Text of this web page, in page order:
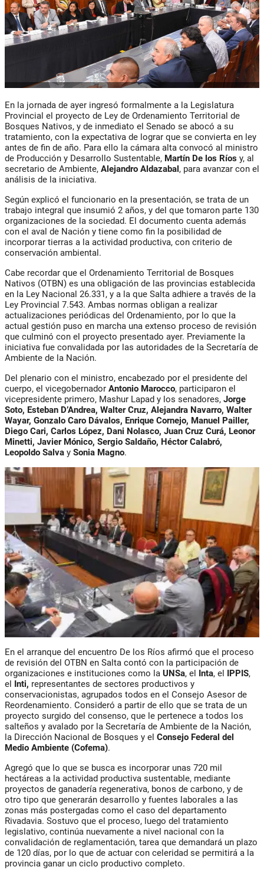
En la jornada de ayer ingresó formalmente a la Legislatura
Provincial el proyecto de Ley de Ordenamiento Territorial de
Bosques Nativos, y de inmediato el Senado se abocó a su
tratamiento, con la expectativa de lograr que se convierta en ley
antes de fin de año. Para ello la cámara alta convocó al ministro
de Producción y Desarrollo Sustentable, Martín De los Ríos y, al
secretario de Ambiente, Alejandro Aldazabal, para avanzar con el
análisis de la iniciativa.
Según explicó el funcionario en la presentación, se trata de un
trabajo integral que insumió 2 años, y del que tomaron parte 130
organizaciones de la sociedad. El documento cuenta además
con el aval de Nación y tiene como fin la posibilidad de
incorporar tierras a la actividad productiva, con criterio de
conservación ambiental.
Cabe recordar que el Ordenamiento Territorial de Bosques
Nativos (OTBN) es una obligación de las provincias establecida
en la Ley Nacional 26.331, y a la que Salta adhiere a través de la
Ley Provincial 7.543. Ambas normas obligan a realizar
actualizaciones periódicas del Ordenamiento, por lo que la
actual gestión puso en marcha una extenso proceso de revisión
que culminó con el proyecto presentado ayer. Previamente la
iniciativa fue convalidada por las autoridades de la Secretaría de
Ambiente de la Nación.
Del plenario con el ministro, encabezado por el presidente del
cuerpo, el vicegobernador Antonio Marocco, participaron el
vicepresidente primero, Mashur Lapad y los senadores, Jorge
Soto, Esteban D’Andrea, Walter Cruz, Alejandra Navarro, Walter
Wayar, Gonzalo Caro Dávalos, Enrique Cornejo, Manuel Pailler,
Diego Cari, Carlos López, Dani Nolasco, Juan Cruz Curá, Leonor
Minetti, Javier Mónico, Sergio Saldaño, Héctor Calabró,
Leopoldo Salva y Sonia Magno.
En el arranque del encuentro De los Ríos afirmó que el proceso
de revisión del OTBN en Salta contó con la participación de
organizaciones e instituciones como la UNSa, el Inta, el IPPIS,
el Inti, representantes de sectores productivos y
conservacionistas, agrupados todos en el Consejo Asesor de
Reordenamiento. Consideró a partir de ello que se trata de un
proyecto surgido del consenso, que le pertenece a todos los
salteños y avalado por la Secretaría de Ambiente de la Nación,
la Dirección Nacional de Bosques y el Consejo Federal del
Medio Ambiente (Cofema).
Agregó que lo que se busca es incorporar unas 720 mil
hectáreas a la actividad productiva sustentable, mediante
proyectos de ganadería regenerativa, bonos de carbono, y de
otro tipo que generarán desarrollo y fuentes laborales a las
zonas más postergadas como el caso del departamento
Rivadavia. Sostuvo que el proceso, luego del tratamiento
legislativo, continúa nuevamente a nivel nacional con la
convalidación de reglamentación, tarea que demandará un plazo
de 120 días, por lo que de actuar con celeridad se permitirá a la
provincia ganar un ciclo productivo completo.